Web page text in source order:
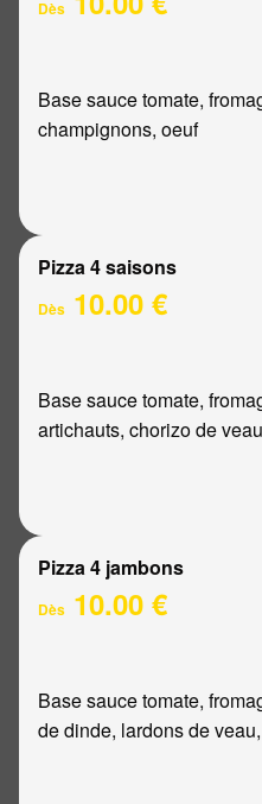
Dès
Base sauce tomate,
champignons, oeuf
Pizza 4 saisons
Dès 10.00 €
Base sauce tomate,
artichauts, chorizo de
Pizza 4 jambons
Dès 10.00 €
Base sauce tomate,
de dinde, lardons de